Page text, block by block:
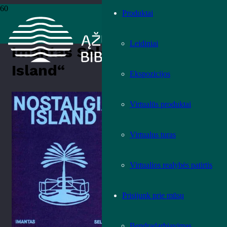
Produktai
Leidiniai
Ekspozicijos
Virtualūs produktai
Virtualus turas
Virtualios realybės patirtis
Prisijunk prie mūsų
Meno leidiniai›Imantas Selenis
„Nostalgia Island“
Imantas Selenis „Nostalgia
Island“